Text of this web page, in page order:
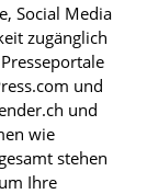
Social Media
zugänglich
und
und
wie
stehen
Ihre